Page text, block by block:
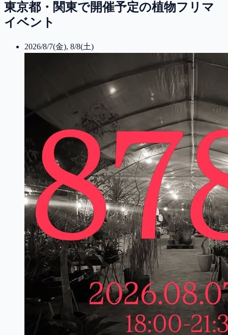
東京都・関東で開催予定の植物フリマ
イベント
2026/8/7(金), 8/8(土)